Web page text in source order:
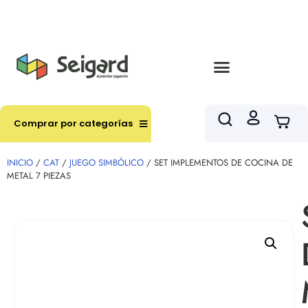
Comprar por categorías
INICIO / CAT / JUEGO SIMBÓLICO / SET IMPLEMENTOS DE COCINA DE
METAL 7 PIEZAS